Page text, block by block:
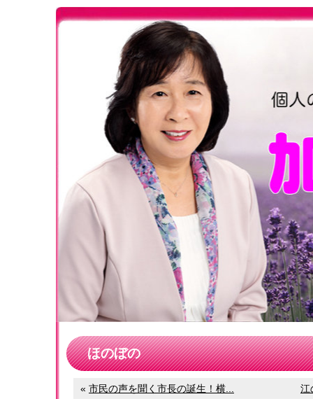
ほのぼの
« 市民の声を聞く市長の誕生！横... 江